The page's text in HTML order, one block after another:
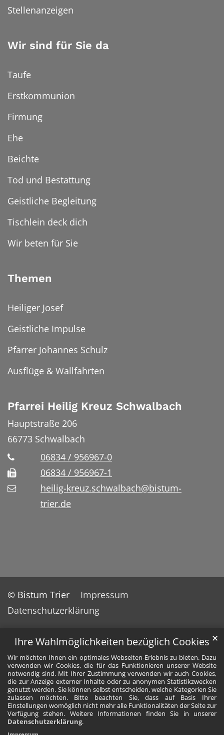
Ihre Wahlmöglichkeiten bezüglich Cookies
Wir möchten Ihnen ein optimales Webseiten-Erlebnis zu bieten. Dazu
verwenden wir Cookies, die für das Funktionieren unserer Website
notwendig sind. Mit Ihrer Zustimmung verwenden wir auch Cookies,
die zur Anzeige externer Inhalte oder zu anonymen Statistikzwecken
genutzt werden. Sie können selbst entscheiden, welche Kategorien Sie
zulassen möchten. Bitte beachten Sie, dass auf Basis Ihrer
Einstellungen womöglich nicht mehr alle Funktionalitäten der Seite zur
Verfügung stehen. Weitere Informationen finden Sie in unserer
Datenschutzerklärung.
✕
Stellenanzeigen
Wir sind für Sie da
Taufe
Erstkommunion
Firmung
Ehe
Beichte
Tod und Bestattung
Geistliche Begleitung
Tischlein deck dich
Wir beten für Sie
Themen
Heiliger Josef
Geistliche Impulse
Pfarrer Johannes Schulz
Ausflüge & Wallfahrten
Pfarrei Heilig Kreuz Schwalbach
Hauptstraße 206
66773 Schwalbach
06834 / 956967-0
06834 / 956967-1
heilig-kreuz.schwalbach@bistum-
trier.de
© Bistum Trier
Impressum
Datenschutzerklärung